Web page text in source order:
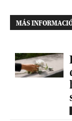
MÁS